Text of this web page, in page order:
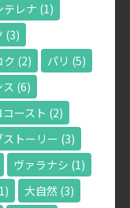
テレナ (1)
(3)
ク (2) パリ (5)
ス (6)
コースト (2)
ストーリー (3)
ヴァラナシ (1)
大自然 (3)